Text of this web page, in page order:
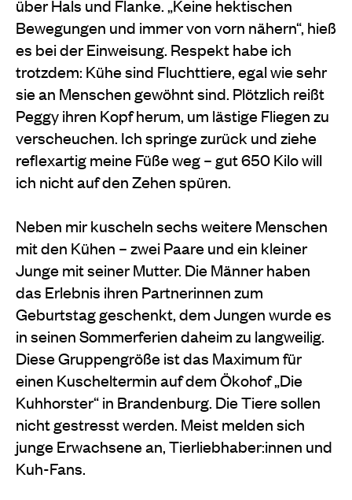
über Hals und Flanke. „Keine hektischen
Bewegungen und immer von vorn nähern“, hieß
es bei der Einweisung. Respekt habe ich
trotzdem: Kühe sind Fluchttiere, egal wie sehr
sie an Menschen gewöhnt sind. Plötzlich reißt
Peggy ihren Kopf herum, um lästige Fliegen zu
verscheuchen. Ich springe zurück und ziehe
reflexartig meine Füße weg – gut 650 Kilo will
ich nicht auf den Zehen spüren.
Neben mir kuscheln sechs weitere Menschen
mit den Kühen – zwei Paare und ein kleiner
Junge mit seiner Mutter. Die Männer haben
das Erlebnis ihren Partnerinnen zum
Geburtstag geschenkt, dem Jungen wurde es
in seinen Sommerferien daheim zu langweilig.
Diese Gruppengröße ist das Maximum für
einen Kuscheltermin auf dem Ökohof „Die
Kuhhorster“ in Brandenburg. Die Tiere sollen
nicht gestresst werden. Meist melden sich
junge Erwachsene an, Tierliebhaber:innen und
Kuh-Fans.